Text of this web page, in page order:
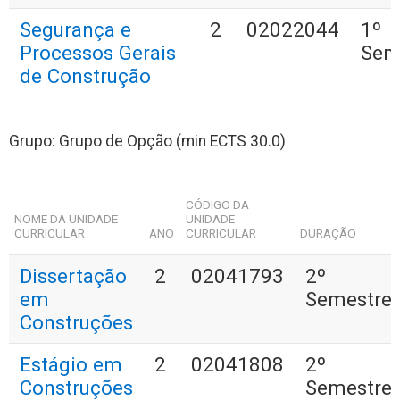
Segurança e
Processos Gerais
de Construção
2 02022044
1º
Grupo: Grupo de Opção (min ECTS 30.0)
NOME DA UNIDADE
CURRICULAR
ANO
CÓDIGO DA
UNIDADE
CURRICULAR
DURAÇÃO
Dissertação
em
Construções
2 02041793
2º
Semestre
Estágio em
Construções
2 02041808
2º
Semestre